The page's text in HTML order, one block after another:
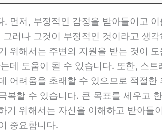
먼저, 부정적인 감정을 받아들이고
러나 그것이 부정적인 것이라고 생
위해서는 주변의 지원을 받는 것이
데 도움이 될 수 있습니다. 또한, 스트
어려움을 초래할 수 있으므로 적절한
할 수 있습니다. 큰 목표를 세우고
위해서는 자신을 이해하고 받아들
중요합니다.